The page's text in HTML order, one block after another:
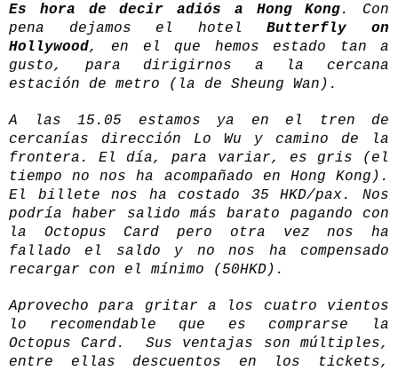
Es hora de decir adiós a Hong Kong. Con
pena dejamos el hotelButterfly on
Hollywood, en el que hemos estado tan a
gusto, para dirigirnos a la cercana
estación de metro (la de Sheung Wan).
A las 15.05 estamos ya en el tren de
cercanías dirección Lo Wu y camino de la
frontera. El día, para variar, es gris (el
tiempo no nos ha acompañado en Hong Kong).
El billete nos ha costado 35 HKD/pax. Nos
podría haber salido más barato pagando con
la Octopus Card pero otra vez nos ha
fallado el saldo y no nos ha compensado
recargar con el mínimo (50HKD).
Aprovecho para gritar a los cuatro vientos
lo recomendable que es comprarse la
Octopus Card. Sus ventajas son múltiples,
entre ellas descuentos en los tickets,